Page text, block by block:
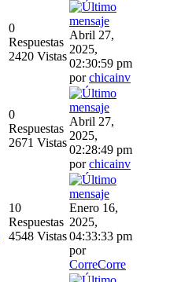
0
Respuestas
2420 Vistas
Abril 27,
2025,
02:30:59 pm
porchicainv
0
Respuestas
2671 Vistas
Abril 27,
2025,
02:28:49 pm
porchicainv
10
Respuestas
4548 Vistas
Enero 16,
2025,
04:33:33 pm
por
CorreCorre